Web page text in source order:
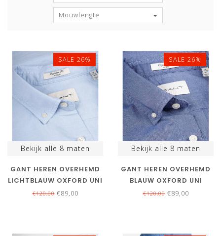
Mouwlengte
SALE-26%
Bekijk alle 8 maten
GANT HEREN OVERHEMD
LICHTBLAUW OXFORD UNI
€120,00€89,00
SALE-26%
Bekijk alle 8 maten
GANT HEREN OVERHEMD
BLAUW OXFORD UNI
€120,00€89,00